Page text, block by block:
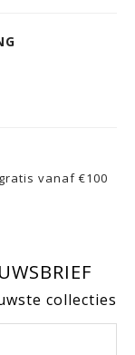
vanaf €100
collecties